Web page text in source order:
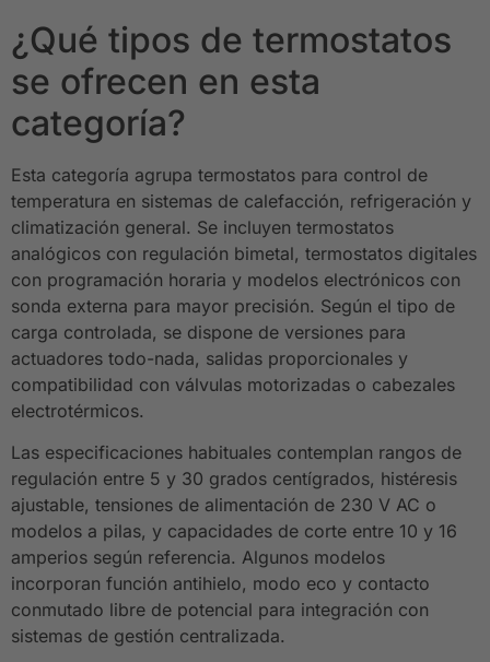
¿Qué tipos de termostatos
se ofrecen en esta
categoría?
Esta categoría agrupa termostatos para control de
temperatura en sistemas de calefacción, refrigeración y
climatización general. Se incluyen termostatos
analógicos con regulación bimetal, termostatos digitales
con programación horaria y modelos electrónicos con
sonda externa para mayor precisión. Según el tipo de
carga controlada, se dispone de versiones para
actuadores todo-nada, salidas proporcionales y
compatibilidad con válvulas motorizadas o cabezales
electrotérmicos.
Las especificaciones habituales contemplan rangos de
regulación entre 5 y 30 grados centígrados, histéresis
ajustable, tensiones de alimentación de 230 V AC o
modelos a pilas, y capacidades de corte entre 10 y 16
amperios según referencia. Algunos modelos
incorporan función antihielo, modo eco y contacto
conmutado libre de potencial para integración con
sistemas de gestión centralizada.